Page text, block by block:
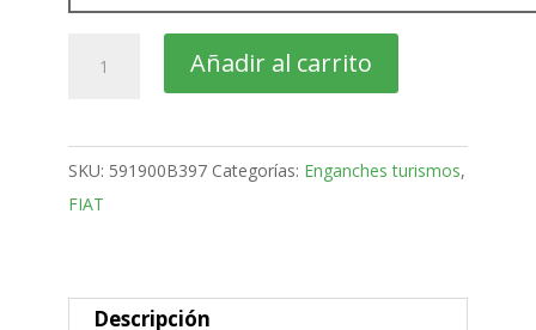
500L
Puertas
Bola
fija
2017
Añadir al carrito
SKU: 591900B397 Categorías: Enganches turismos,
FIAT
Descripción